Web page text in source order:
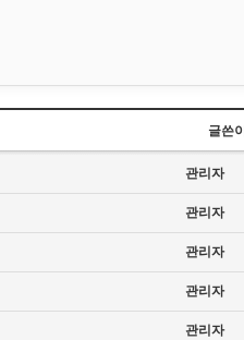
글쓴이
관리자
관리자
관리자
관리자
관리자